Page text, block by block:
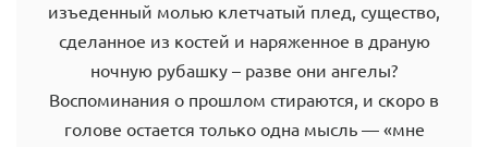
изъеденный молью клетчатый плед, существо,
сделанное из костей и наряженное в драную
ночную рубашку – разве они ангелы?
Воспоминания о прошлом стираются, и скоро в
голове остается только одна мысль — «мне